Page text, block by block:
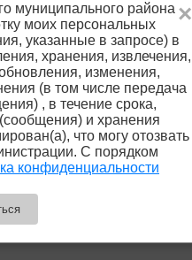
×
муниципального района
моих персональных
указанные в запросе) в
хранения, извлечения,
изменения,
(в том числе передача
, в течение срока,
и хранения
что могу отозвать
С порядком
конфиденциальности